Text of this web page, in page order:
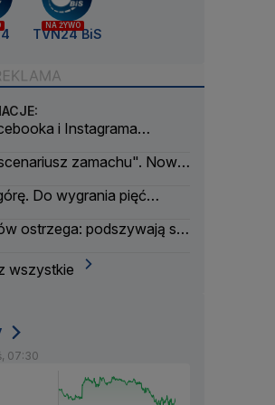
NA ŻYWO
TVN24 BiS
i Instagrama
zamachu". Nowe
Do wygrania pięć
ostrzega: podszywają się
wszystkie
07:30